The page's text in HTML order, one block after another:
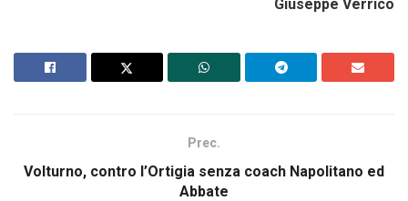
Giuseppe Verrico
Prec.
Volturno, contro l’Ortigia senza coach Napolitano ed
Abbate